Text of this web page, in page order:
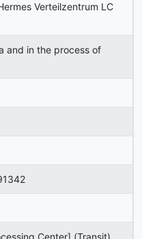
Verteilzentrum LC
and in the process of